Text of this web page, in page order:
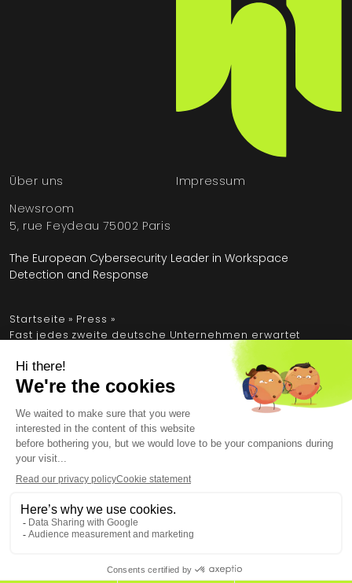
Über uns
Newsroom
Impressum
5, rue Feydeau 75002 Paris
The European Cybersecurity Leader in Workspace
Detection and Response
Startseite » Press »
Fast jedes zweite deutsche Unternehmen erwartet
Umsatzverluste noch am selben Tag nach einem
Cyberangriff
Copyright © 2026, alle Rechte vorbehalten.
Rechtliche Hinweise (EN)
Allgemeine Bedingungen (EN)
Endbenutzer-Lizenzvertrag (EN)
Persönliche Daten (EN)
Sicherheit (EN)